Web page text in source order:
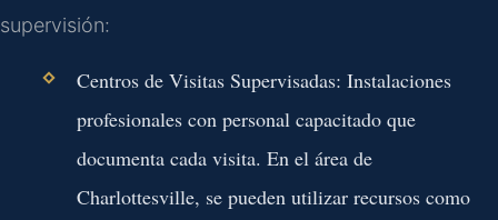
supervisión:
Centros de Visitas Supervisadas: Instalaciones
profesionales con personal capacitado que
documenta cada visita. En el área de
Charlottesville, se pueden utilizar recursos como